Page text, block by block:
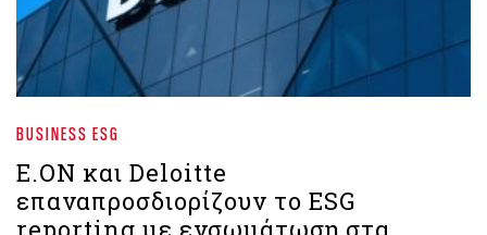
BUSINESS ESG
E.ON και Deloitte
επαναπροσδιορίζουν το ESG